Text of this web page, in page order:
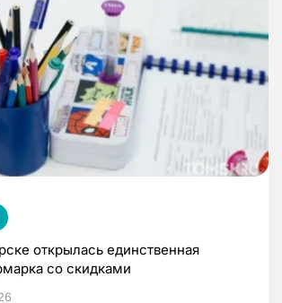
открылась единственная
со скидками